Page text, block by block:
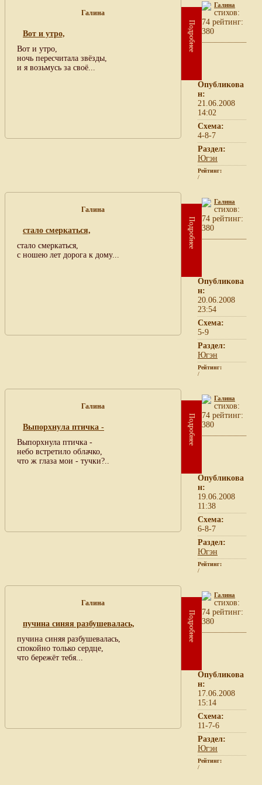
Галина
Вот и утро,
Вот и утро,
ночь пересчитала звёзды,
и я возьмусь за своё...
Подробнее
Галина
cтихов:
74 рейтинг:
380
Опубликова
н:
21.06.2008
14:02
Схема:
4-8-7
Раздел:
Югэн
Рейтинг:
/
Галина
стало смеркаться,
стало смеркаться,
с ношею лет дорога к дому...
Подробнее
Галина
cтихов:
74 рейтинг:
380
Опубликова
н:
20.06.2008
23:54
Схема:
5-9
Раздел:
Югэн
Рейтинг:
/
Галина
Выпорхнула птичка -
Выпорхнула птичка -
небо встретило облачко,
что ж глаза мои - тучки?..
Подробнее
Галина
cтихов:
74 рейтинг:
380
Опубликова
н:
19.06.2008
11:38
Схема:
6-8-7
Раздел:
Югэн
Рейтинг:
/
Галина
пучина синяя разбушевалась,
пучина синяя разбушевалась,
спокойно только сердце,
что бережёт тебя...
Подробнее
Галина
cтихов:
74 рейтинг:
380
Опубликова
н:
17.06.2008
15:14
Схема:
11-7-6
Раздел:
Югэн
Рейтинг:
/